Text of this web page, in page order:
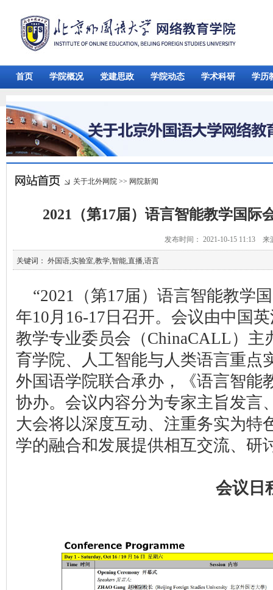
首页 学院概况 党建思政 学院动态 学术科研 学历
关于北外网院 >> 网院新闻
2021（第17届）语言智能教学国际
发布时间： 2021-10-15 11:13
关键词： 外国语,实验室,教学,智能,直播,语言
“2021（第17届）语言智能教学
年10月16-17日召开。会议由中国
教学专业委员会（ChinaCALL）主
育学院、人工智能与人类语言重点
外国语学院联合承办，《语言智能
协办。会议内容分为专家主旨发言
大会将以深度互动、注重务实为特
学的融合和发展提供相互交流、研
会议日